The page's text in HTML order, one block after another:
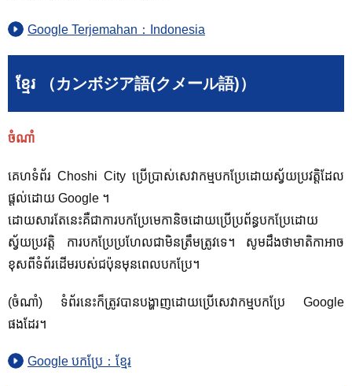
Google Terjemahan：Indonesia
ខ្មែរ （カンボジア語(クメール語)）
ចំណាំ
គេហទំព័រ Choshi City ប្រើប្រាស់សេវាកម្មបកប្រែដោយស្វ័យប្រវត្តិដែល
ផ្តល់ដោយ Google ។
ដោយសារតែនេះគឺជាការបកប្រែមេកានិចដោយប្រើប្រព័ន្ធបកប្រែដោយ
ស្វ័យប្រវត្តិ ការបកប្រែប្រហែលជាមិនត្រឹមត្រូវទេ។ សូម​ដឹង​ថា​មាតិកា​អាច​
ខុស​ពី​ទំព័រ​ដើម​របស់​ជប៉ុន​មុន​ពេល​បក​ប្រែ។
(ចំណាំ) ទំព័រនេះក៏ត្រូវបានបង្ហាញដោយប្រើសេវាកម្មបកប្រែ Google
ផងដែរ។
Google បកប្រែ：ខ្មែរ